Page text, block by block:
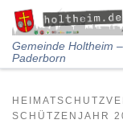
Skip to content
Gemeinde Holtheim
Paderborn
SCHÜTZENJAHR